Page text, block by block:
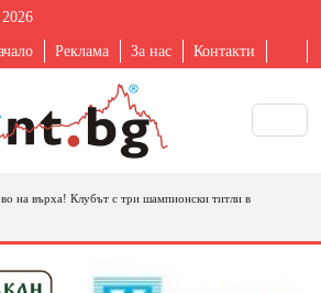
Реклама За нас Контакти
на върха! Клубът с три шампионски титли в